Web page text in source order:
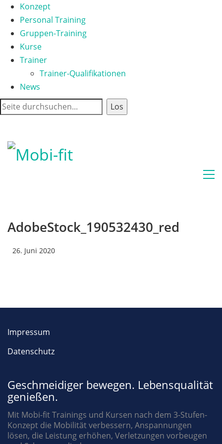
Konzept
Personal Training
Gruppen-Training
Kurse
Trainer
Trainer-Qualifikationen
News
AdobeStock_190532430_red
26. Juni 2020
Impressum
Datenschutz
Geschmeidiger bewegen. Lebensqualität
genießen.
Mit Mobi-fit Trainings und Kursen nach dem 3-Stufen-
Konzept die Mobilität verbessern, Anspannungen
lösen, die Leistung erhöhen, Verletzungen vorbeugen